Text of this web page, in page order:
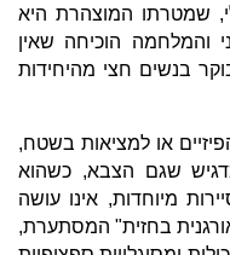
שמטרתו המוצהרת היא
והמלחמה הוכיחה שאין
בנשים חצי מהיחידות
או למציאות בשטח,
שגם הצבא, כשהוא
מיוחדות, אינו עושה
בחזית" המסתערת,